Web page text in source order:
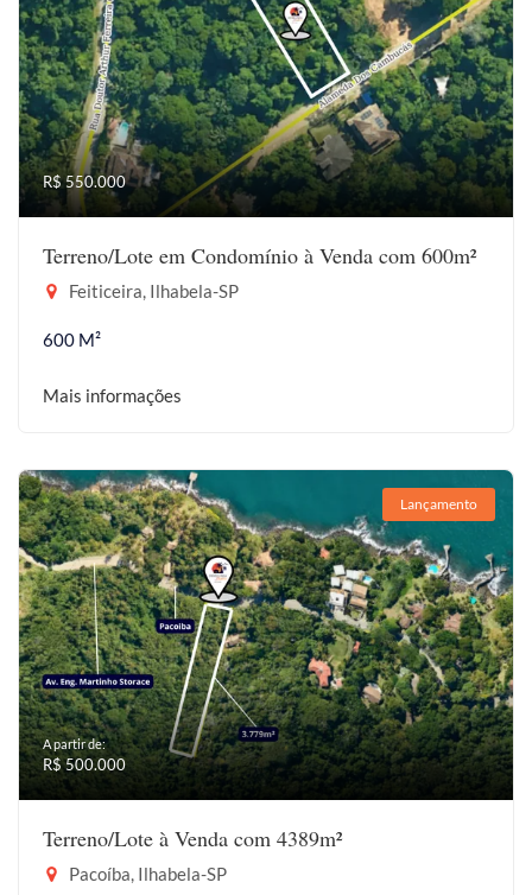
R$ 550.000
Terreno/Lote em Condomínio à Venda com 600m²
Feiticeira, Ilhabela-SP
600 M²
Mais informações
Lançamento
A partir de:
R$ 500.000
Terreno/Lote à Venda com 4389m²
Pacoíba, Ilhabela-SP